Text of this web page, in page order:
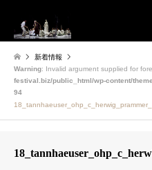
新着情報
Warning: Invalid argument supplied for
festival.biz/public_html/wp-content/
94